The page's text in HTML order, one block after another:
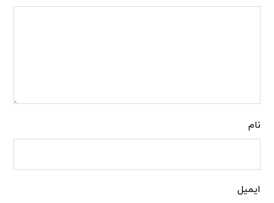
نام
ایمیل